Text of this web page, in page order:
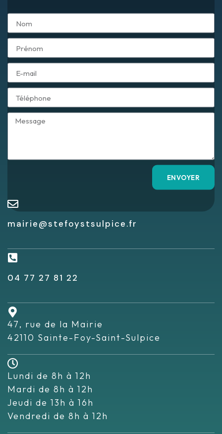
ENVOYER
mairie@stefoystsulpice.fr
04 77 27 81 22
47, rue de la Mairie
42110 Sainte-Foy-Saint-Sulpice
Lundi de 8h à 12h
Mardi de 8h à 12h
Jeudi de 13h à 16h
Vendredi de 8h à 12h